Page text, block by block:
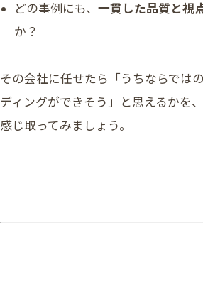
どの事例にも、 一貫した品質と視
か？
その会社に任せたら「うちならでは
ディングができそう」と思えるかを
感じ取ってみましょう。